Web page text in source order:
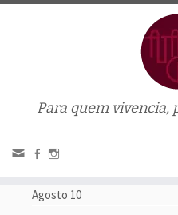
Para quem vivencia,
»tanoaria
Agosto 10